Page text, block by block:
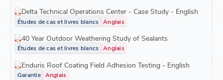
Delta Technical Operations Center - Case Study - English
Études de cas et livres blancs Anglais
40 Year Outdoor Weathering Study of Sealants
Études de cas et livres blancs Anglais
Enduris Roof Coating Field Adhesion Testing - English
Garantie Anglais